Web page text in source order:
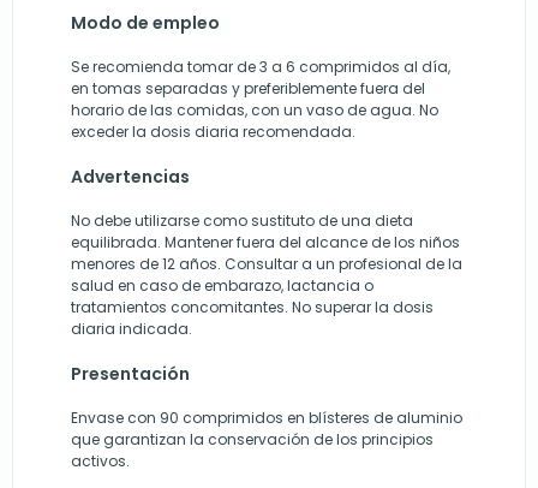
Modo de empleo
Se recomienda tomar de 3 a 6 comprimidos al día,
en tomas separadas y preferiblemente fuera del
horario de las comidas, con un vaso de agua. No
exceder la dosis diaria recomendada.
Advertencias
No debe utilizarse como sustituto de una dieta
equilibrada. Mantener fuera del alcance de los niños
menores de 12 años. Consultar a un profesional de la
salud en caso de embarazo, lactancia o
tratamientos concomitantes. No superar la dosis
diaria indicada.
Presentación
Envase con 90 comprimidos en blísteres de aluminio
que garantizan la conservación de los principios
activos.